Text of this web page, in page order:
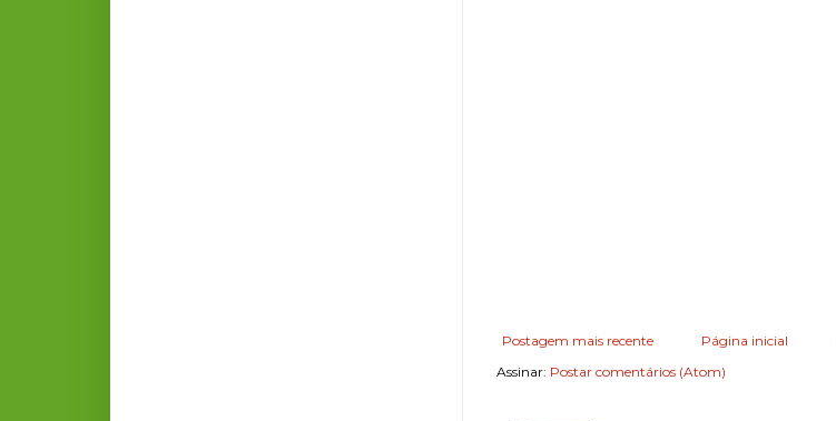
Postagem mais recente
Página inicial
Assinar: Postar comentários (Atom)